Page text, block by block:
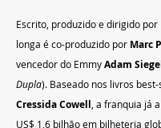
Escrito, produzido e dirigido por
longa é co-produzido por Marc
vencedor do Emmy Adam
Dupla). Baseado nos livros
Cressida Cowell , a franquia já
US$ 1,6 bilhão em bilheteria